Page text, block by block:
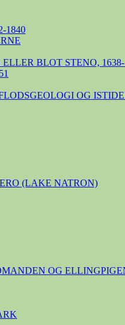
1840
BLOT STENO, 1638-
OG
(LAKE NATRON)
OG